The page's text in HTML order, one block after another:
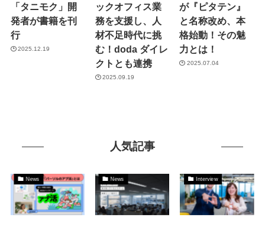
「タニモク」開
発者が書籍を刊
行
2025.12.19
ックオフィス業
務を支援し、人
材不足時代に挑
む！doda ダイレ
クトとも連携
2025.09.19
が『ピタテン』
と名称改め、本
格始動！その魅
力とは！
2025.07.04
人気記事
News News Interview